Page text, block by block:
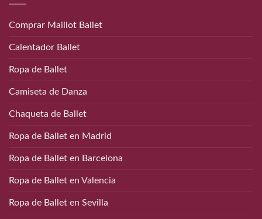
Comprar Maillot Ballet
Calentador Ballet
Ropa de Ballet
Camiseta de Danza
Chaqueta de Ballet
Ropa de Ballet en Madrid
Ropa de Ballet en Barcelona
Ropa de Ballet en Valencia
Ropa de Ballet en Sevilla